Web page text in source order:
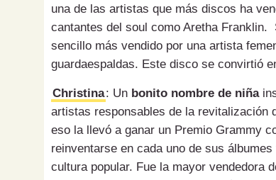
una de las artistas que más discos ha
cantantes del soul como Aretha
sencillo más vendido por una artista
guardaespaldas. Este disco se convirtió
Christina: Un bonito nombre de niña
artistas responsables de la revitalización
eso la llevó a ganar un Premio Grammy
reinventarse en cada uno de sus
cultura popular. Fue la mayor vendedora